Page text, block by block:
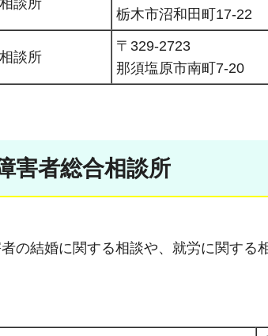
栃木市沼和田町17-22
談所
〒329-2723
那須塩原市南町7-20
害者総合相談所
の結婚に関する相談や、就労に関する